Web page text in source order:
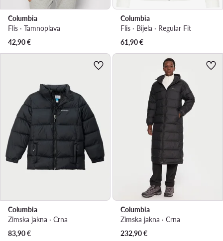
Columbia
Flis · Tamnoplava
42,90€
Columbia
Flis · Bijela · Regular Fit
61,90€
Columbia
Zimska jakna · Crna
83,90€
Columbia
Zimska jakna · Crna
232,90€